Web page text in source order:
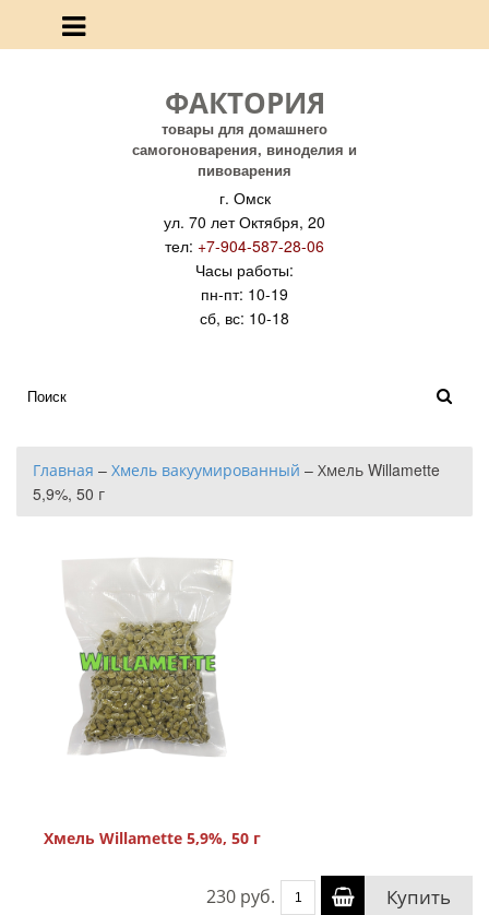
ФАКТОРИЯ
товары для домашнего
самогоноварения, виноделия и
пивоварения
г. Омск
ул. 70 лет Октября, 20
тел: +7-904-587-28-06
Часы работы:
пн-пт: 10-19
сб, вс: 10-18
Главная – Хмель вакуумированный – Хмель Willamette
5,9%, 50 г
Хмель Willamette 5,9%, 50 г
230 руб. Купить